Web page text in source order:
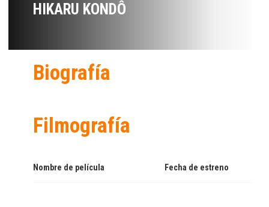
HIKARU KONDÔ
Biografía
Filmografía
Nombre de película Fecha de estreno